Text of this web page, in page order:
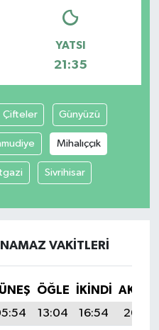
YATSI
21:35
Çifteler Günyüzü
Mihalıççık
Sivrihisar
VAKITLERI
ÖĞLE İKINDI
13:04 16:54
20:05